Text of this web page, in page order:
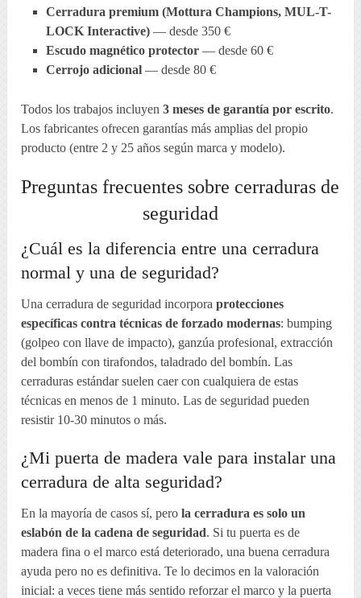
Cerradura premium (Mottura Champions, MUL-T-
LOCK Interactive)— desde 350 €
Escudo magnético protector— desde 60 €
Cerrojo adicional— desde 80 €
Todos los trabajos incluyen3 meses de garantía por escrito.
Los fabricantes ofrecen garantías más amplias del propio
producto (entre 2 y 25 años según marca y modelo).
Preguntas frecuentes sobre cerraduras de
seguridad
¿Cuál es la diferencia entre una cerradura
normal y una de seguridad?
Una cerradura de seguridad incorporaprotecciones
específicas contra técnicas de forzado modernas: bumping
(golpeo con llave de impacto), ganzúa profesional, extracción
del bombín con tirafondos, taladrado del bombín. Las
cerraduras estándar suelen caer con cualquiera de estas
técnicas en menos de 1 minuto. Las de seguridad pueden
resistir 10-30 minutos o más.
¿Mi puerta de madera vale para instalar una
cerradura de alta seguridad?
En la mayoría de casos sí, perola cerradura es solo un
eslabón de la cadena de seguridad. Si tu puerta es de
madera fina o el marco está deteriorado, una buena cerradura
ayuda pero no es definitiva. Te lo decimos en la valoración
inicial: a veces tiene más sentido reforzar el marco y la puerta